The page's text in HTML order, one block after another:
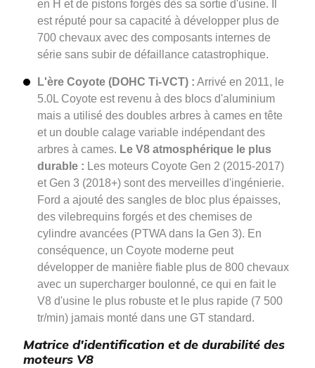
en H et de pistons forgés dès sa sortie d'usine. Il
est réputé pour sa capacité à développer plus de
700 chevaux avec des composants internes de
série sans subir de défaillance catastrophique.
L'ère Coyote (DOHC Ti-VCT) : Arrivé en 2011, le
5.0L Coyote est revenu à des blocs d'aluminium
mais a utilisé des doubles arbres à cames en tête
et un double calage variable indépendant des
arbres à cames. Le V8 atmosphérique le plus
durable : Les moteurs Coyote Gen 2 (2015-2017)
et Gen 3 (2018+) sont des merveilles d'ingénierie.
Ford a ajouté des sangles de bloc plus épaisses,
des vilebrequins forgés et des chemises de
cylindre avancées (PTWA dans la Gen 3). En
conséquence, un Coyote moderne peut
développer de manière fiable plus de 800 chevaux
avec un supercharger boulonné, ce qui en fait le
V8 d'usine le plus robuste et le plus rapide (7 500
tr/min) jamais monté dans une GT standard.
Matrice d'identification et de durabilité des
moteurs V8